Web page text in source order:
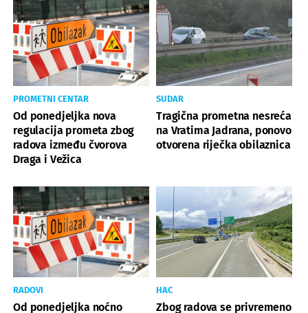
PROMETNI CENTAR
Od ponedjeljka nova
regulacija prometa zbog
radova između čvorova
Draga i Vežica
SUDAR
Tragična prometna nesreća
na Vratima Jadrana, ponovo
otvorena riječka obilaznica
RADOVI
Od ponedjeljka noćno
HAC
Zbog radova se privremeno